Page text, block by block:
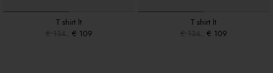
T shirt lt
€ 134
€ 109
T shirt lt
€ 134
€ 109